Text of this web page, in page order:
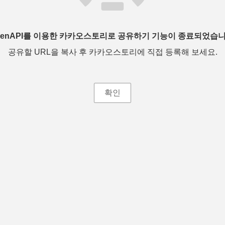
를 이용한 카카오스토리로 공유하기 기능이 종료되었습
공유할 URL을 복사 후 카카오스토리에 직접 등록해 보세요.
확인